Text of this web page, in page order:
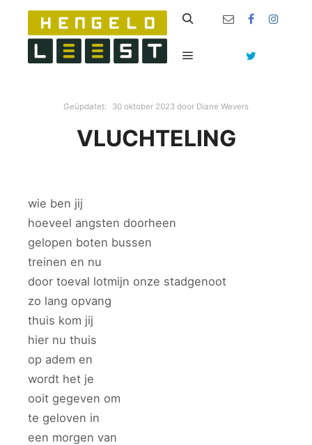
Geüpdatet: 30 oktober 2023 door Diane Wevers
VLUCHTELING
wie ben jij
hoeveel angsten doorheen
gelopen boten bussen
treinen en nu
door toeval lotmijn onze stadgenoot
zo lang opvang
thuis kom jij
hier nu thuis
op adem en
wordt het je
ooit gegeven om
te geloven in
een morgen van